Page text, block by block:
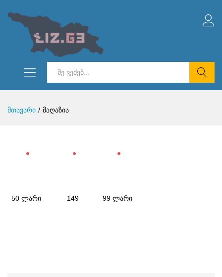
მთავარი / მაღაზია
50 ლარი 149 99 ლარი